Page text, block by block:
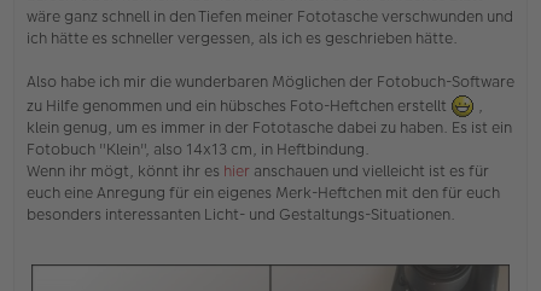
e
i
t
a
g
wäre ganz schnell in den Tiefen meiner Fototasche verschwunden und
ich hätte es schneller vergessen, als ich es geschrieben hätte.
Also habe ich mir die wunderbaren Möglichen der Fotobuch-Software
zu Hilfe genommen und ein hübsches Foto-Heftchen erstellt
,
klein genug, um es immer in der Fototasche dabei zu haben. Es ist ein
Fotobuch "Klein", also 14x13 cm, in Heftbindung.
Wenn ihr mögt, könnt ihr es hier anschauen und vielleicht ist es für
euch eine Anregung für ein eigenes Merk-Heftchen mit den für euch
besonders interessanten Licht- und Gestaltungs-Situationen.